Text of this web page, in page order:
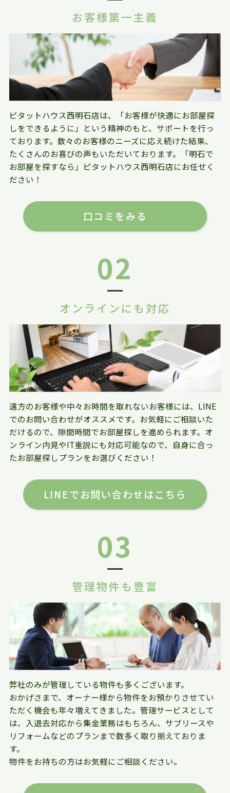
お客様第一主義
ピタットハウス西明石店は、「お客様が快適にお部屋探
しをできるように」という精神のもと、サポートを行っ
ております。数々のお客様のニーズに応え続けた結果、
たくさんのお喜びの声もいただいております。「明石で
お部屋を探すなら」ピタットハウス西明石店にお任せく
ださい！
口コミをみる
02
オンラインにも対応
遠方のお客様や中々お時間を取れないお客様には、LINE
でのお問い合わせがオススメです。お気軽にご相談いた
だけるので、隙間時間でお部屋探しを進められます。オ
ンライン内見やIT重説にも対応可能なので、自身に合っ
たお部屋探しプランをお選びください！
LINEでお問い合わせはこちら
03
管理物件も豊富
弊社のみが管理している物件も多くございます。
おかげさまで、オーナー様から物件をお預かりさせてい
ただく機会も年々増えてきました。管理サービスとして
は、入退去対応から集金業務はもちろん、サブリースや
リフォームなどのプランまで数多く取り揃えておりま
す。
物件をお持ちの方はお気軽にご相談ください。